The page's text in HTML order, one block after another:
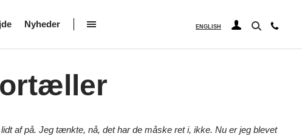
Nyheder ENGLISH
af på. Jeg tænkte, nå, det har de måske ret i, ikke. Nu er jeg blevet